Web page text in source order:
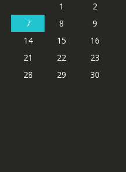
1
2
7 8
9
14 15
16
21 22
23
28 29
30